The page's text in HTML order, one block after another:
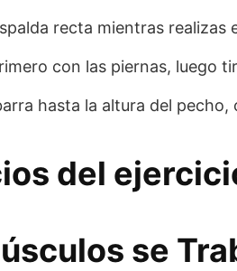
recta mientras realizas
con las piernas, luego
hasta la altura del
del
se